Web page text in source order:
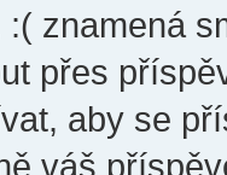
znamená
přes
aby se
váš